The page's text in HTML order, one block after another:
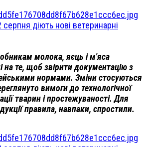
діють нові ветеринарні
молока, яєць і м'яса
на те, щоб звірити документацію з
нормами. Зміни стосуються
вимоги до технологічної
тварин і простежуваності. Для
правила, навпаки, спростили.